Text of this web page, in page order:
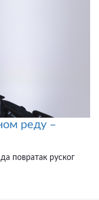
реду –
повратак руског